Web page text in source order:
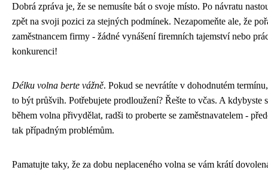
Dobrá zpráva je, že se nemusíte bát o svoje místo. Po návratu
zpět na svoji pozici za stejných podmínek. Nezapomeňte ale, že
zaměstnancem firmy - žádné vynášení firemních tajemství nebo
konkurenci!
Délku volna berte vážně. Pokud se nevrátíte v dohodnutém
to být průšvih. Potřebujete prodloužení? Řešte to včas. A kdybyste
během volna přivydělat, radši to proberte se zaměstnavatelem -
tak případným problémům.
Pamatujte taky, že za dobu neplaceného volna se vám krátí